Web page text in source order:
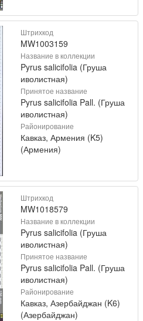
Штрихкод
MW1003159
Название в коллекции
Pyrus salicifolia (Груша
иволистная)
Принятое название
Pyrus salicifolia Pall. (Груша
иволистная)
Районирование
Кавказ, Армения (K5)
(Армения)
Штрихкод
MW1018579
Название в коллекции
Pyrus salicifolia (Груша
иволистная)
Принятое название
Pyrus salicifolia Pall. (Груша
иволистная)
Районирование
Кавказ, Азербайджан (K6)
(Азербайджан)